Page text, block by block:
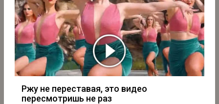
Ржу не переставая, это видео
пересмотришь не раз